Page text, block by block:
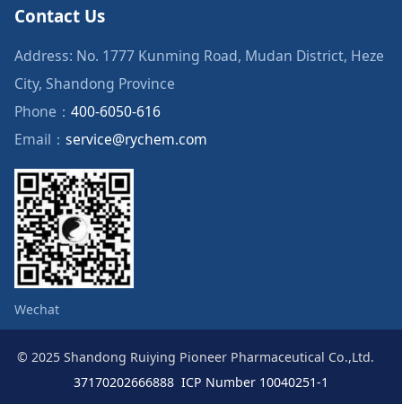
Contact Us
Address: No. 1777 Kunming Road, Mudan District, Heze
City, Shandong Province
Phone： 400-6050-616
Email： service@rychem.com
Wechat
© 2025 Shandong Ruiying Pioneer Pharmaceutical Co.,Ltd.
37170202666888 ICP Number 10040251-1